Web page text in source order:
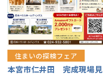
住まいの探検フェア
本宮市仁井田 完成現場見